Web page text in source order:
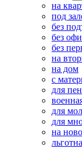
на
под
без
без
без
на
на дом
с
для
для
для
на